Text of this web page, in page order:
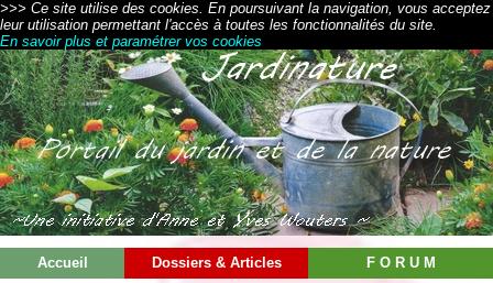
>>> Ce site utilise des cookies. En poursuivant la navigation, vous acceptez
leur utilisation permettant l'accès à toutes les fonctionnalités du site.
En savoir plus et paramétrer vos cookies
Accueil Dossiers & Articles F O R U M